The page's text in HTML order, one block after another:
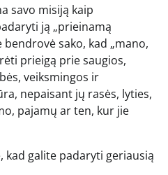
savo misiją kaip
ją „prieinamą
bendrovė sako, kad „mano,
prieigą prie saugios,
veiksmingos ir
nepaisant jų rasės, lyties,
pajamų ar ten, kur jie
kad galite padaryti geriausią